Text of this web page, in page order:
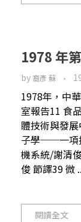
1978 年
by 裔彥 蘇
1978年，中
室報告11 食
體技術與發
子學──一項
機系統/謝清
俊 節譯39 微
閱讀全文